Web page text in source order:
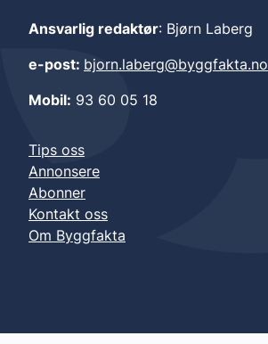
Ansvarlig redaktør: Bjørn Laberg
e-post: bjorn.laberg@byggfakta.no
Mobil: 93 60 05 18
Tips oss
Annonsere
Abonner
Kontakt oss
Om Byggfakta